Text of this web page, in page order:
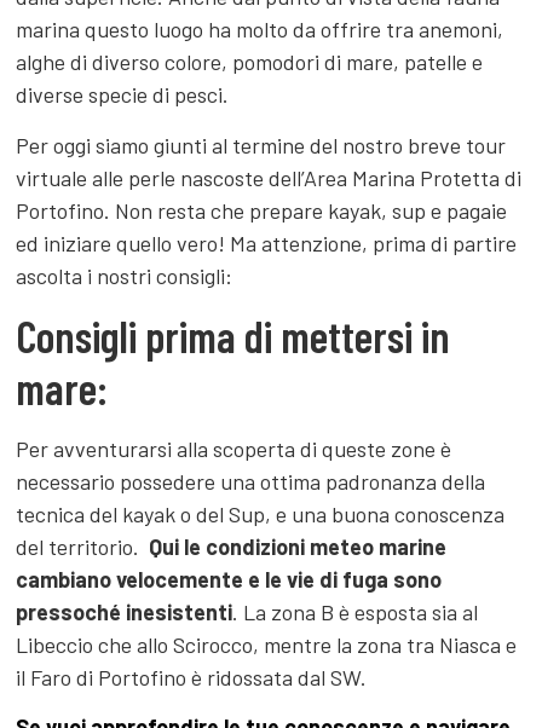
marina questo luogo ha molto da offrire tra anemoni,
alghe di diverso colore, pomodori di mare, patelle e
diverse specie di pesci.
Per oggi siamo giunti al termine del nostro breve tour
virtuale alle perle nascoste dell’Area Marina Protetta di
Portofino. Non resta che prepare kayak, sup e pagaie
ed iniziare quello vero! Ma attenzione, prima di partire
ascolta i nostri consigli:
Consigli prima di mettersi in
mare:
Per avventurarsi alla scoperta di queste zone è
necessario possedere una ottima padronanza della
tecnica del kayak o del Sup, e una buona conoscenza
del territorio. Qui le condizioni meteo marine
cambiano velocemente e le vie di fuga sono
pressoché inesistenti. La zona B è esposta sia al
Libeccio che allo Scirocco, mentre la zona tra Niasca e
il Faro di Portofino è ridossata dal SW.